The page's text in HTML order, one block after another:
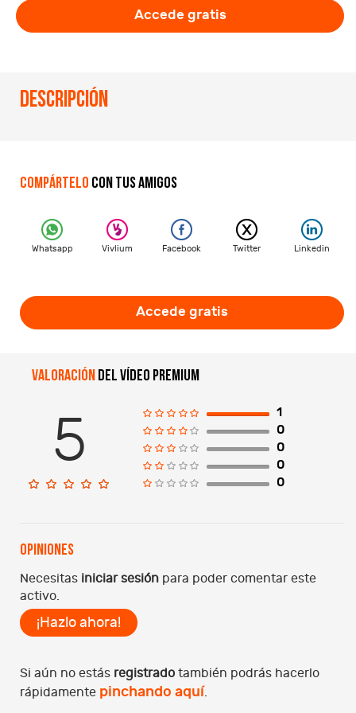
Accede gratis
Descripción
Compártelo con tus amigos
Whatsapp Vivlium Facebook Twitter Linkedin
Accede gratis
Valoración del vídeo premium
5
1
0
0
0
0
Opiniones
Necesitas iniciar sesión para poder comentar este
activo.
¡Hazlo ahora!
Si aún no estás registrado también podrás hacerlo
rápidamente pinchando aquí.